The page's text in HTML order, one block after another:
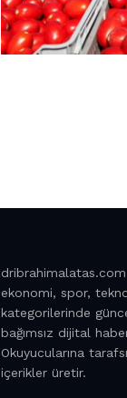
ekonomi, spor,
kategorilerinde
bağımsız dijital
Okuyucularına
içerikler üretir.